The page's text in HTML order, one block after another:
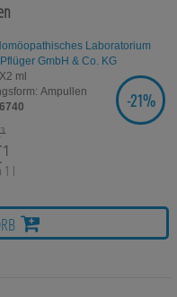
Laboratorium
GmbH & Co. KG
ml
Ampullen
l
SIE SPAREN
-21%